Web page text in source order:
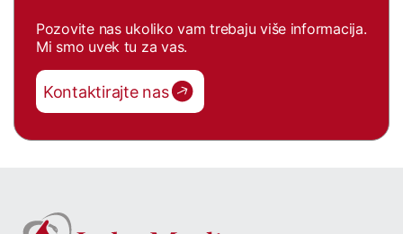
Pozovite nas ukoliko vam trebaju više informacija.
Mi smo uvek tu za vas.
Kontaktirajte nas